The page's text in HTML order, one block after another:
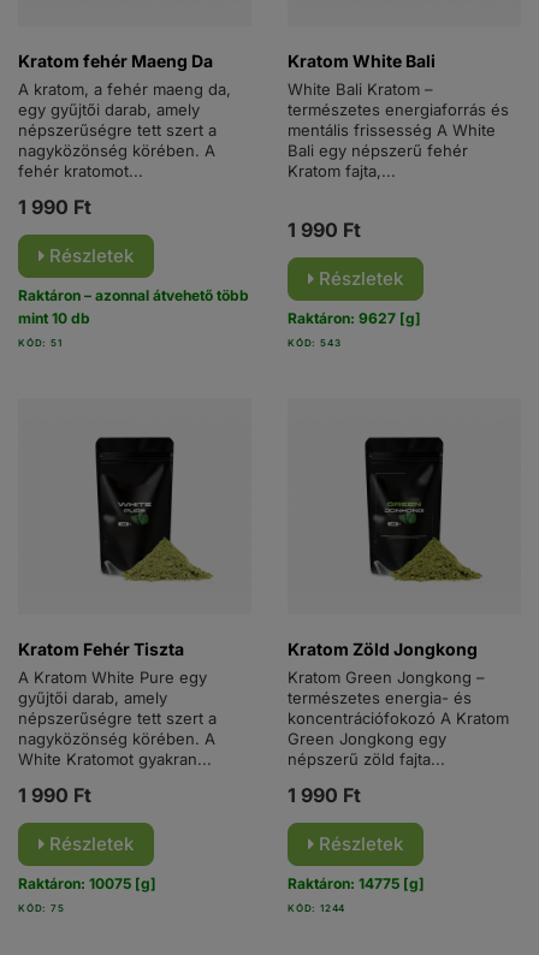
KÓD: 51
Kratom fehér Maeng Da
A kratom, a fehér maeng da,
egy gyűjtői darab, amely
népszerűségre tett szert a
nagyközönség körében. A
fehér kratomot...
1 990 Ft
Részletek
Raktáron – azonnal átvehető több
mint 10 db
KÓD: 543
Kratom White Bali
White Bali Kratom –
természetes energiaforrás és
mentális frissesség A White
Bali egy népszerű fehér
Kratom fajta,...
1 990 Ft
Részletek
Raktáron: 9627 [g]
KÓD: 75
Kratom Fehér Tiszta
A Kratom White Pure egy
gyűjtői darab, amely
népszerűségre tett szert a
nagyközönség körében. A
White Kratomot gyakran...
1 990 Ft
Részletek
Raktáron: 10075 [g]
KÓD: 1244
Kratom Zöld Jongkong
Kratom Green Jongkong –
természetes energia- és
koncentrációfokozó A Kratom
Green Jongkong egy
népszerű zöld fajta...
1 990 Ft
Részletek
Raktáron: 14775 [g]